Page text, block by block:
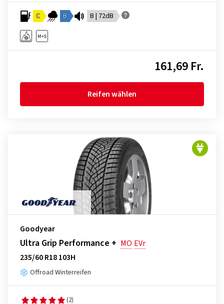
C B B | 72dB
161,69 Fr.
Reifen wählen
Goodyear
Ultra Grip Performance + MO EVr
235/60 R18 103H
Offroad Winterreifen
(2)